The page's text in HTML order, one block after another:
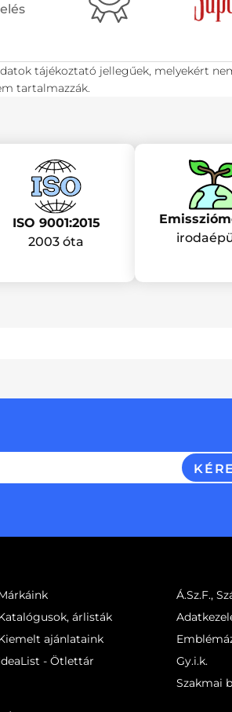
tájékoztató jellegűek, melyekért
tartalmazzák.
ISO 9001:2015
2003 óta
árlisták
ajánlataink
- Ötlettár
Á.Sz.F.,
Gy.i.k.
Szakmai